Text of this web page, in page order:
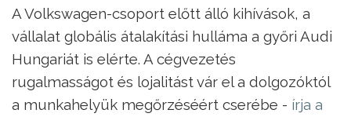
A Volkswagen-csoport előtt álló kihívások, a
vállalat globális átalakítási hulláma a győri Audi
Hungariát is elérte. A cégvezetés
rugalmasságot és lojalitást vár el a dolgozóktól
a munkahelyük megőrzéséért cserébe - írja a